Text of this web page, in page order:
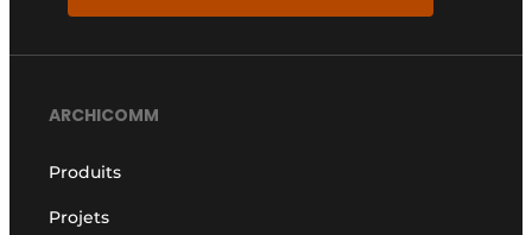
ARCHICOMM
Produits
Projets